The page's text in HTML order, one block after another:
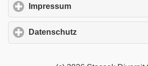
Impressum
Datenschutz